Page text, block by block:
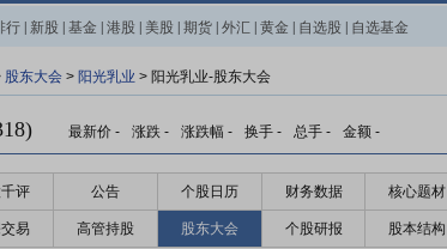
行 新股 基金 港股 美股 期货 外汇 黄金 自选股 自选基金
股东大会 > 阳光乳业 > 阳光乳业-股东大会
最新价 - 涨跌 - 涨跌幅 - 换手 - 总手 - 金额 -
评 公告 个股日历 财务数据 核心题材
易 高管持股 股东大会 个股研报 股本结构